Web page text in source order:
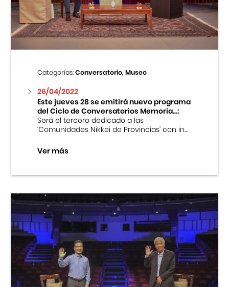
Centro Cultural Peruano Japonés
Museo de la Inmigración Japonesa
Fondo Editorial
Teatro Peruano Japonés
Categorías:Conversatorio, Museo
26/04/2022
Este jueves 28 se emitirá nuevo programa
del Ciclo de Conversatorios Memoria...:
Será el tercero dedicado a las
‘Comunidades Nikkei de Provincias’ con in...
Ver más